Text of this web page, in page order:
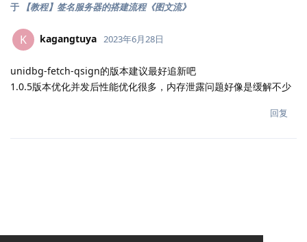
于 【教程】签名服务器的搭建流程《图文流》
K kagangtuya 2023年6月28日
unidbg-fetch-qsign的版本建议最好追新吧
1.0.5版本优化并发后性能优化很多，内存泄露问题好像是缓解不少
回复